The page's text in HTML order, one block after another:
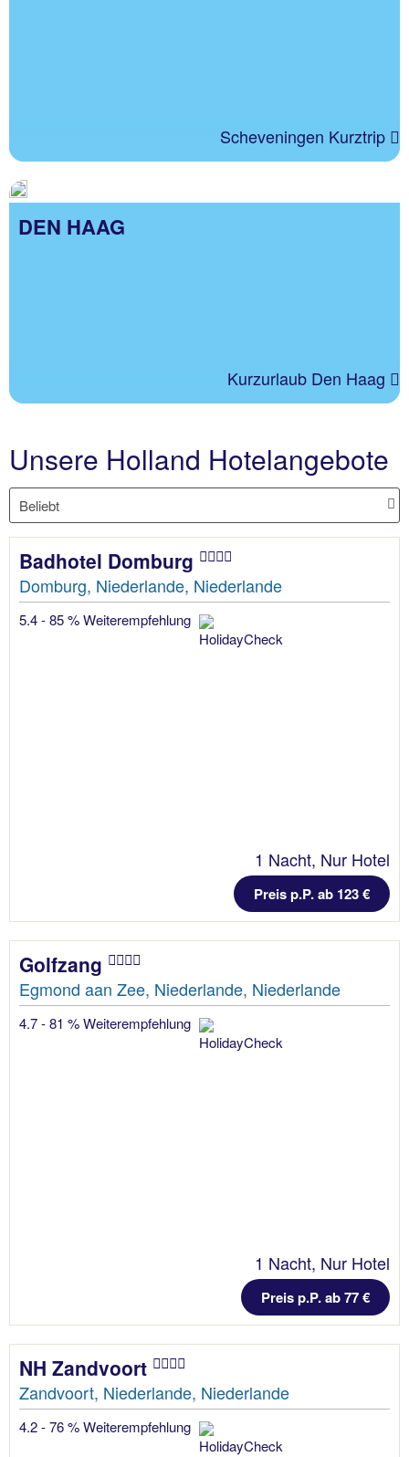
Scheveningen Kurztrip
DEN HAAG
Kurzurlaub Den Haag
Unsere Holland Hotelangebote
Badhotel Domburg
Domburg, Niederlande, Niederlande
5.4 - 85 % Weiterempfehlung
1 Nacht, Nur Hotel
Preis p.P. ab 123 €
Golfzang
Egmond aan Zee, Niederlande, Niederlande
4.7 - 81 % Weiterempfehlung
1 Nacht, Nur Hotel
Preis p.P. ab 77 €
NH Zandvoort
Zandvoort, Niederlande, Niederlande
4.2 - 76 % Weiterempfehlung